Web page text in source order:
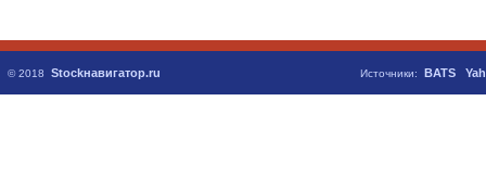
© 2018 Stockнавигатор.ru Источники: BATS